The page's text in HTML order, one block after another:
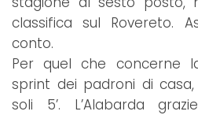
classifica sul Rovereto.
conto.
Per quel che concerne
sprint dei padroni di
soli 5’. L’Alabarda